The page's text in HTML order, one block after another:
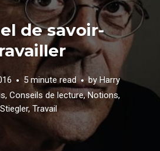
de savoir-
5 minute read by Harry
, Conseils de lecture,Notions,
Stiegler, Travail